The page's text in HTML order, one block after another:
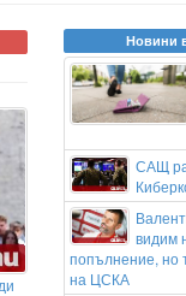
Новини
САЩ
видим
попълнение, но
на ЦСКА